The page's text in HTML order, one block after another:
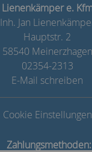
Lienenkämper e.
Inh. Jan
Hauptstr. 2
58540 Meinerzhagen
02354-2313
E-Mail schreiben
Cookie Einstellungen
Zahlungsmethoden: